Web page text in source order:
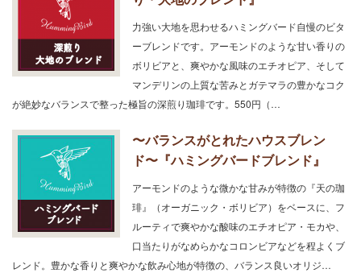
力強い大地を思わせるハミングバード自慢のビタ
ーブレンドです。アーモンドのような甘い香りの
ボリビアと、爽やかな風味のエチオピア、そして
マンデリンの上質な苦みとガテマラの豊かなコク
が絶妙なバランスで整った極旨の深煎り珈琲です。550円（…
〜バランスがとれたハウスブレン
ド〜『ハミングバードブレンド』
アーモンドのような微かな甘みが特徴の『天の珈
琲』（オーガニック・ボリビア）をベースに、フ
ルーティで爽やかな酸味のエチオピア・モカや、
口当たりがなめらかなコロンビアなどを程よくブ
レンド。豊かな香りと爽やかな飲み心地が特徴の、バランス良いオリジ…